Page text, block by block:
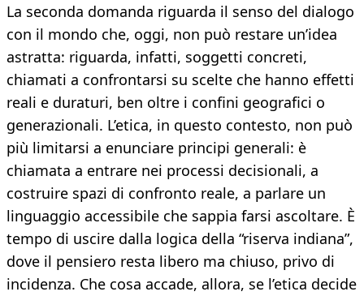
La seconda domanda riguarda il senso del dialogo
con il mondo che, oggi, non può restare un’idea
astratta: riguarda, infatti, soggetti concreti,
chiamati a confrontarsi su scelte che hanno effetti
reali e duraturi, ben oltre i confini geografici o
generazionali. L’etica, in questo contesto, non può
più limitarsi a enunciare principi generali: è
chiamata a entrare nei processi decisionali, a
costruire spazi di confronto reale, a parlare un
linguaggio accessibile che sappia farsi ascoltare. È
tempo di uscire dalla logica della “riserva indiana”,
dove il pensiero resta libero ma chiuso, privo di
incidenza. Che cosa accade, allora, se l’etica decide